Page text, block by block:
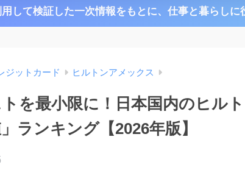
して検証した一次情報をもとに、仕事と暮らし
ジットカード ヒルトンアメックス
を最小限に！日本国内のヒル
」ランキング【2026年版】